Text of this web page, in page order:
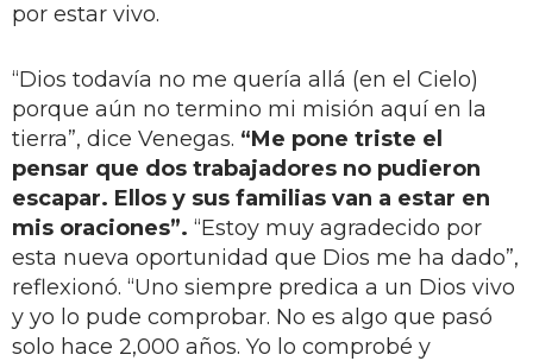
por estar vivo.
“Dios todavía no me quería allá (en el Cielo)
porque aún no termino mi misión aquí en la
tierra”, dice Venegas. “Me pone triste el
pensar que dos trabajadores no pudieron
escapar. Ellos y sus familias van a estar en
mis oraciones”. “Estoy muy agradecido por
esta nueva oportunidad que Dios me ha dado”,
reflexionó. “Uno siempre predica a un Dios vivo
y yo lo pude comprobar. No es algo que pasó
solo hace 2,000 años. Yo lo comprobé y